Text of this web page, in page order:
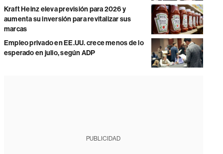
Kraft Heinz eleva previsión para 2026 y
aumenta su inversión para revitalizar sus
marcas
Empleo privado en EE.UU. crece menos de lo
esperado en julio, según ADP
PUBLICIDAD